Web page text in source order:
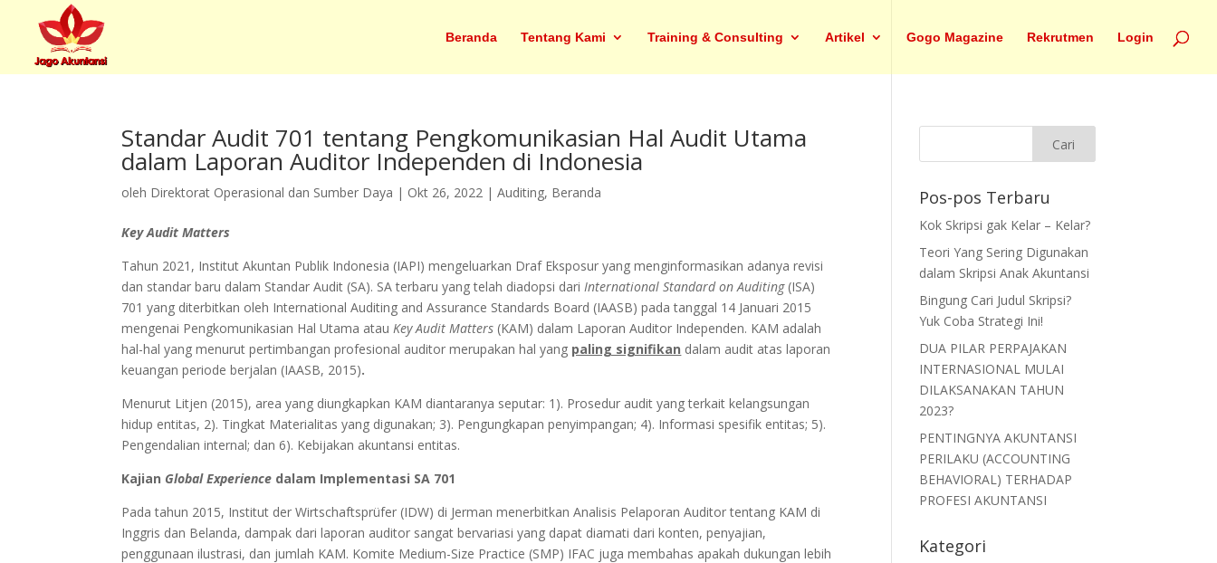
Beranda Tentang Kami Training & Consulting Artikel Gogo Magazine Rekrutmen Login
Standar Audit 701 tentang Pengkomunikasian Hal Audit Utama
dalam Laporan Auditor Independen di Indonesia
oleh Direktorat Operasional dan Sumber Daya | Okt 26, 2022 |Auditing, Beranda
Key Audit Matters
Tahun 2021, Institut Akuntan Publik Indonesia (IAPI) mengeluarkan Draf Eksposur yang menginformasikan adanya revisi
dan standar baru dalam Standar Audit (SA). SA terbaru yang telah diadopsi dariInternational Standard on Auditing (ISA)
701 yang diterbitkan oleh International Auditing and Assurance Standards Board (IAASB) pada tanggal 14 Januari 2015
mengenai Pengkomunikasian Hal Utama atauKey Audit Matters (KAM) dalam Laporan Auditor Independen. KAM adalah
hal-hal yang menurut pertimbangan profesional auditor merupakan hal yang paling signifikan dalam audit atas laporan
keuangan periode berjalan (IAASB, 2015).
Menurut Litjen (2015), area yang diungkapkan KAM diantaranya seputar: 1). Prosedur audit yang terkait kelangsungan
hidup entitas, 2). Tingkat Materialitas yang digunakan; 3). Pengungkapan penyimpangan; 4). Informasi spesifik entitas; 5).
Pengendalian internal; dan 6). Kebijakan akuntansi entitas.
Kajian Global Experience dalam Implementasi SA 701
Pada tahun 2015, Institut der Wirtschaftsprüfer (IDW) di Jerman menerbitkan Analisis Pelaporan Auditor tentang KAM di
Inggris dan Belanda, dampak dari laporan auditor sangat bervariasi yang dapat diamati dari konten, penyajian,
penggunaan ilustrasi, dan jumlah KAM. Komite Medium-Size Practice (SMP) IFAC juga membahas apakah dukungan lebih
Pos-pos Terbaru
Kok Skripsi gak Kelar – Kelar?
Teori Yang Sering Digunakan
dalam Skripsi Anak Akuntansi
Bingung Cari Judul Skripsi?
Yuk Coba Strategi Ini!
DUA PILAR PERPAJAKAN
INTERNASIONAL MULAI
DILAKSANAKAN TAHUN
2023?
PENTINGNYA AKUNTANSI
PERILAKU (ACCOUNTING
BEHAVIORAL) TERHADAP
PROFESI AKUNTANSI
Kategori